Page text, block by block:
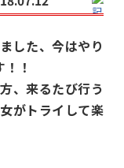
した、今はやり
！
、来るたび行う
がトライして楽